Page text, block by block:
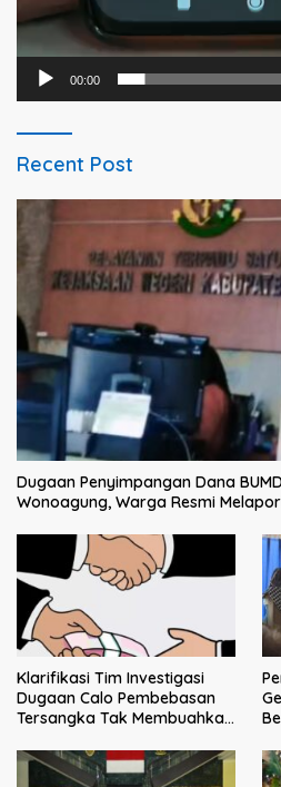
00:00
Recent Post
Dugaan Penyimpangan Dana
Wonoagung, Warga Resmi
Klarifikasi Tim Investigasi
Dugaan Calo Pembebasan
Tersangka Tak Membuahkan